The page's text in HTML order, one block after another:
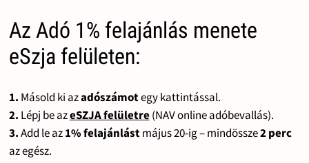
Az Adó 1% felajánlás menete
eSzja felületen:
1. Másold ki azadószámotegy kattintással.
2. Lépj be azeSZJA felületre(NAV online adóbevallás).
3.Add le az1% felajánlástmájus 20-ig – mindössze2 perc
az egész.